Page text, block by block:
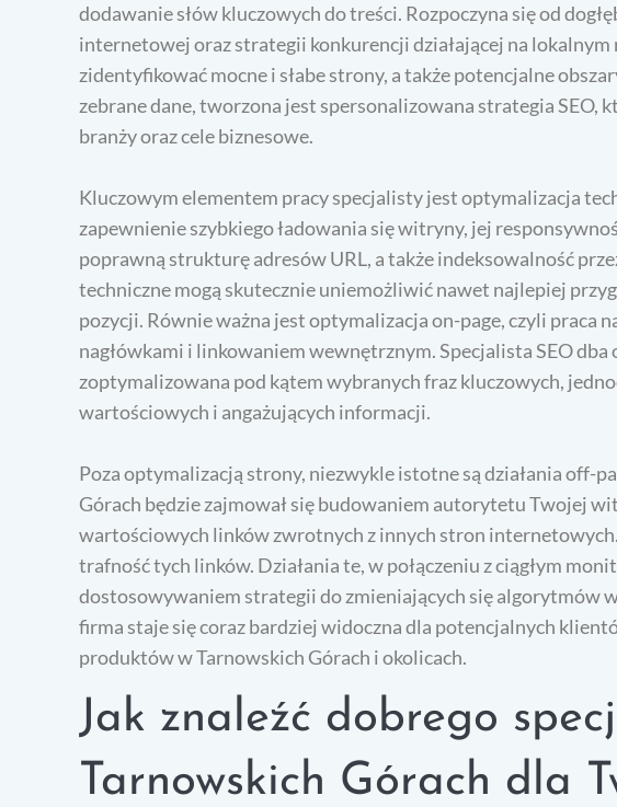
dodawanie słów kluczowych do treści. Rozpoczyna się od
internetowej oraz strategii konkurencji działającej na
zidentyfikować mocne i słabe strony, a także potencjalne
zebrane dane, tworzona jest spersonalizowana strategia SEO,
branży oraz cele biznesowe.
Kluczowym elementem pracy specjalisty jest optymalizacja
zapewnienie szybkiego ładowania się witryny, jej
poprawną strukturę adresów URL, a także indeksowalność
techniczne mogą skutecznie uniemożliwić nawet najlepiej
pozycji. Równie ważna jest optymalizacja on-page, czyli praca
nagłówkami i linkowaniem wewnętrznym. Specjalista SEO dba
zoptymalizowana pod kątem wybranych fraz kluczowych,
wartościowych i angażujących informacji.
Poza optymalizacją strony, niezwykle istotne są działania off-
Górach będzie zajmował się budowaniem autorytetu Twojej
wartościowych linków zwrotnych z innych stron internetowych.
trafność tych linków. Działania te, w połączeniu z ciągłym
dostosowywaniem strategii do zmieniających się algorytmów
firma staje się coraz bardziej widoczna dla potencjalnych
produktów w Tarnowskich Górach i okolicach.
Jak znaleźć dobrego
Tarnowskich Górach dla